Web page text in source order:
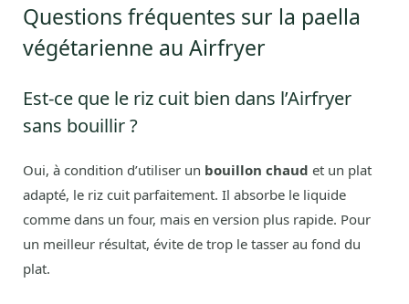
Questions fréquentes sur la paella
végétarienne au Airfryer
Est-ce que le riz cuit bien dans l’Airfryer
sans bouillir ?
Oui, à condition d’utiliser un bouillon chaud et un plat
adapté, le riz cuit parfaitement. Il absorbe le liquide
comme dans un four, mais en version plus rapide. Pour
un meilleur résultat, évite de trop le tasser au fond du
plat.